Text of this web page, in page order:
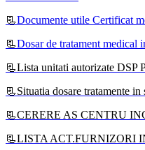
📃Documente utile Certificat
📃Dosar de tratament medical
📃Lista unitati autorizate DSP
📃Situatia dosare tratamente in
📃CERERE AS CENTRU
📃LISTA ACT.FURNIZORI